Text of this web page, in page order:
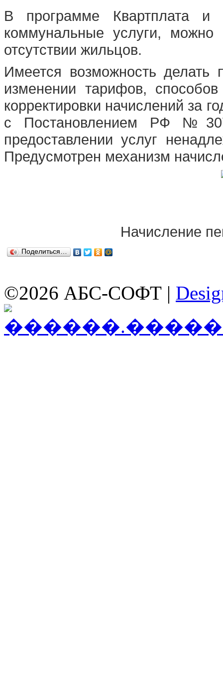
В программе Квартплата и
коммунальные услуги,
отсутствии жильцов.
Имеется возможность
изменении тарифов,
корректировки начислений за
с Постановлением РФ
предоставлении услуг
Предусмотрен механизм
Начисление
Поделиться…
©2026 АБС-СОФТ |